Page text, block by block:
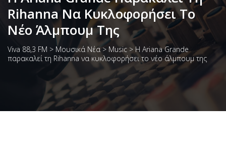
Rihanna Να Κυκλοφορήσει Το
Νέο Άλμπουμ Της
Viva 88,3 FM > Μουσικά Νέα > Music > Η Ariana Grande
παρακαλεί τη Rihanna να κυκλοφορήσει το νέο άλμπουμ της